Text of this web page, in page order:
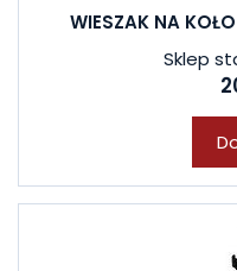
WIESZAK NA
Sklep